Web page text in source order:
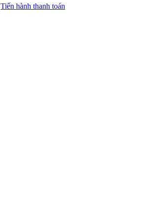
Tiến hành thanh toán